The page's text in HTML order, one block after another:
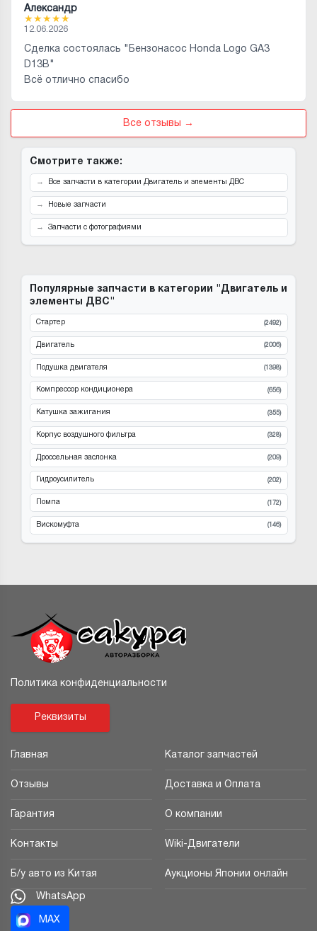
Александр
★★★★★
12.06.2026
Сделка состоялась "Бензонасос Honda Logo GA3
D13B"
Всё отлично спасибо
Все отзывы →
Смотрите также:
Все запчасти в категории Двигатель и элементы ДВС
Новые запчасти
Запчасти с фотографиями
Популярные запчасти в категории "Двигатель и
элементы ДВС"
Стартер (2492)
Двигатель (2006)
Подушка двигателя (1398)
Компрессор кондиционера (656)
Катушка зажигания (355)
Корпус воздушного фильтра (328)
Дроссельная заслонка (209)
Гидроусилитель (202)
Помпа (172)
Вискомуфта (146)
Политика конфиденциальности
Реквизиты
Главная Каталог запчастей
Отзывы Доставка и Оплата
Гарантия О компании
Контакты Wiki-Двигатели
Б/у авто из Китая Аукционы Японии онлайн
WhatsApp
MAX